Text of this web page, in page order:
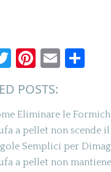
Twitter
Pinterest
Email
POSTS:
Eliminare le
a pellet non scende
Semplici per
a pellet non